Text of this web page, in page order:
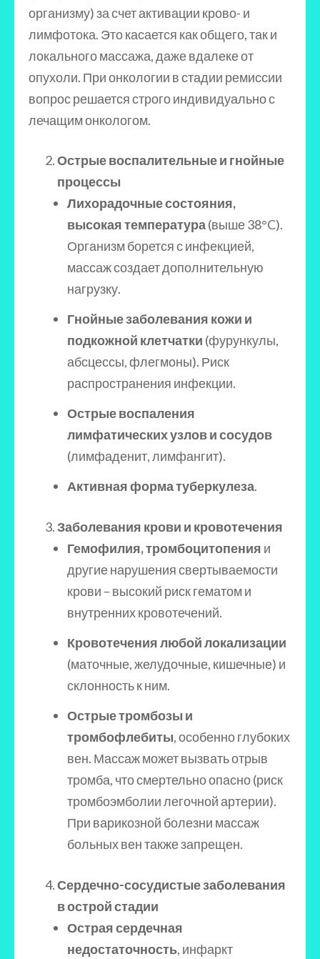
организму) за счет активации крово- и
лимфотока. Это касается как общего, так и
локального массажа, даже вдалеке от
опухоли. При онкологии в стадии ремиссии
вопрос решается строго индивидуально с
лечащим онкологом.
Острые воспалительные и гнойные
процессы
Лихорадочные состояния,
высокая температура(выше 38°C).
Организм борется с инфекцией,
массаж создает дополнительную
нагрузку.
Гнойные заболевания кожи и
подкожной клетчатки (фурункулы,
абсцессы, флегмоны). Риск
распространения инфекции.
Острые воспаления
лимфатических узлов и сосудов
(лимфаденит, лимфангит).
Активная форма туберкулеза.
Заболевания крови и кровотечения
Гемофилия, тромбоцитопения и
другие нарушения свертываемости
крови – высокий риск гематом и
внутренних кровотечений.
Кровотечения любой локализации
(маточные, желудочные, кишечные) и
склонность к ним.
Острые тромбозы и
тромбофлебиты, особенно глубоких
вен. Массаж может вызвать отрыв
тромба, что смертельно опасно (риск
тромбоэмболии легочной артерии).
При варикозной болезни массаж
больных вен также запрещен.
Сердечно-сосудистые заболевания
в острой стадии
Острая сердечная
недостаточность, инфаркт